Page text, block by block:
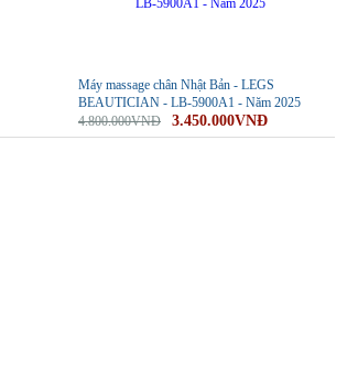
Máy massage chân Nhật Bản - LEGS
BEAUTICIAN - LB-5900A1 - Năm 2025
4.800.000VNĐ
3.450.000VNĐ